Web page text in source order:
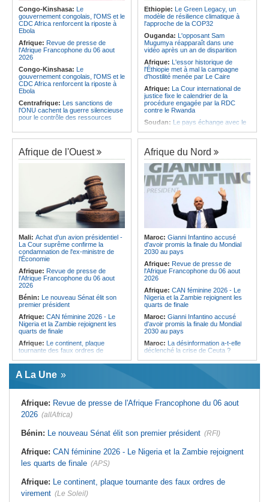
à Yamoussoukro
Afrique:Le Forum de
l'entrepreneuriat de Sept Afrique se
veut une plateforme de mobilisation
des investissements
intégrés au système éducatif au
pays
Angola:Le Brent ouvre à 78,82
dollars le baril
Congo-Kinshasa: Le
gouvernement congolais, l'OMS et le
CDC Africa renforcent la riposte à
Ebola
Afrique: Revue de presse de
l'Afrique Francophone du 06 aout
2026
Congo-Kinshasa: Le
gouvernement congolais, l'OMS et le
CDC Africa renforcent la riposte à
Ebola
Centrafrique: Les sanctions de
l'ONU cachent la guerre silencieuse
pour le contrôle des ressources
Afrique:La Cour international de
justice fixe le calendrier de la
Visite du Président de la
République et de la Première Dame
à Yamoussoukro
Afrique:L'Angola participe à la 21e
réunion du Partenariat Afrique-
Monde arabe au Caire
Congo-Kinshasa:Ebola - Contre le
variant Bundibugyo, plusieurs
essais lancés mais aucun traitement
Cameroun:Plusieurs
ressortissants expulsés des États-
pays
Ethiopie: Le Green Legacy, un
modèle de résilience climatique à
l'approche de la COP32
Ouganda: L'opposant Sam
Mugumya réapparaît dans une
vidéo après un an de disparition
Afrique: L'essor historique de
l'Éthiopie met à mal la campagne
d'hostilité menée par Le Caire
Afrique: La Cour international de
justice fixe le calendrier de la
procédure engagée par la RDC
contre le Rwanda
Soudan: Le pays échange avec le
Afrique:L'Éthiopie accueillera la
76e session du Comité régional de
l'OMS pour le continent
Kenya:Une nouvelle récolte
d'espoir - Le coton Bt relance la
filière cotonnière à Lamu
Ile Maurice:
Une nouvelle
perquisition effectuée chez «Kris»
Ile Maurice:Sydney Pierre choisit
de rester au Parti travailliste malgré
sa révocation
Ile Maurice:Le Fron Militan
Progresis propose Chetan Baboolall
comme leader de l'opposition
Afrique de l'Ouest
Mali: Achat d'un avion présidentiel -
La Cour suprême confirme la
condamnation de l'ex-ministre de
l'Économie
Afrique: Revue de presse de
l'Afrique Francophone du 06 aout
2026
Bénin: Le nouveau Sénat élit son
premier président
Afrique: CAN féminine 2026 - Le
Nigeria et la Zambie rejoignent les
quarts de finale
Afrique: Le continent, plaque
tournante des faux ordres de
Guinée:
assume les fonctions présidentielles
Ghana:John Dramani en Jamaïque
l'esclavage
Sénégal:Banque mondiale - 340
priorités du pays
La Cour suprême confirme la
condamnation de l'ex-ministre de
l'Économie
France la restitution du crâne de
Bokar Biro et de trois de ses
proches
Afrique du Nord
Maroc: Gianni Infantino accusé
d'avoir promis la finale du Mondial
2030 au pays
Afrique: Revue de presse de
l'Afrique Francophone du 06 aout
2026
Afrique: CAN féminine 2026 - Le
Nigeria et la Zambie rejoignent les
quarts de finale
Maroc: Gianni Infantino accusé
d'avoir promis la finale du Mondial
2030 au pays
Maroc: La désinformation a-t-elle
déclenché la crise de Ceuta ?
Afrique:L'essor historique de
Algérie:France - L'affaire Mehdi
policière contre le narcotrafic
Monde arabe au Caire
2026 - Le continent, entre ouverture
commerciale et défiance migratoire
A La Une
Afrique: Revue de presse de l'Afrique Francophone du 06 aout
2026 (allAfrica)
Bénin: Le nouveau Sénat élit son premier président (RFI)
Afrique: CAN féminine 2026 - Le Nigeria et la Zambie rejoignent
les quarts de finale (APS)
Afrique: Le continent, plaque tournante des faux ordres de
virement (Le Soleil)